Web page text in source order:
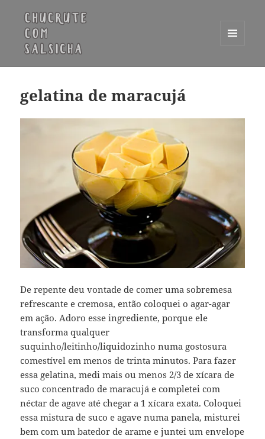
WIDGETS
gelatina de maracujá
De repente deu vontade de comer uma sobremesa
refrescante e cremosa, então coloquei o agar-agar
em ação. Adoro esse ingrediente, porque ele
transforma qualquer
suquinho/leitinho/liquidozinho numa gostosura
comestível em menos de trinta minutos. Para fazer
essa gelatina, medi mais ou menos 2/3 de xícara de
suco concentrado de maracujá e completei com
néctar de agave até chegar a 1 xícara exata. Coloquei
essa mistura de suco e agave numa panela, misturei
bem com um batedor de arame e juntei um envelope